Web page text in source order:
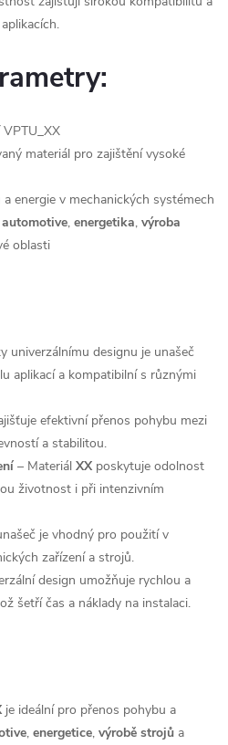
materiál pro zajištění vysoké
energie v mechanických systémech
automotive, energetika, výroba
oblasti
univerzálnímu designu je unašeč
aplikací a kompatibilní s různými
efektivní přenos pohybu mezi
a stabilitou.
– Materiál XX poskytuje odolnost
životnost i při intenzivním
je vhodný pro použití v
zařízení a strojů.
design umožňuje rychlou a
šetří čas a náklady na instalaci.
je ideální pro přenos pohybu a
, energetice, výrobě strojů a